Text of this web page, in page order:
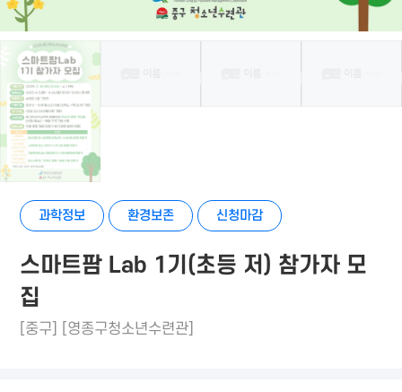
과학정보 환경보존 신청마감
스마트팜 Lab 1기(초등 저) 참가자 모
집
[중구] [영종구청소년수련관]